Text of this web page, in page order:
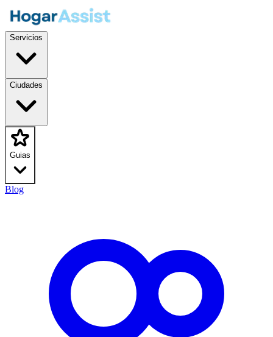
Servicios
Ciudades
Guias
Blog